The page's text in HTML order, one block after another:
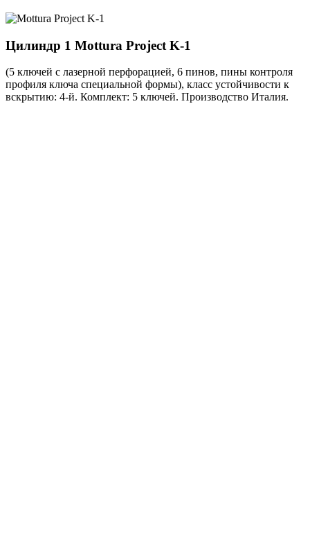
Цилиндр 1 Mottura Project K-1
(5 ключей с лазерной перфорацией, 6 пинов, пины контроля
профиля ключа специальной формы), класс устойчивости к
вскрытию: 4-й. Комплект: 5 ключей. Производство Италия.